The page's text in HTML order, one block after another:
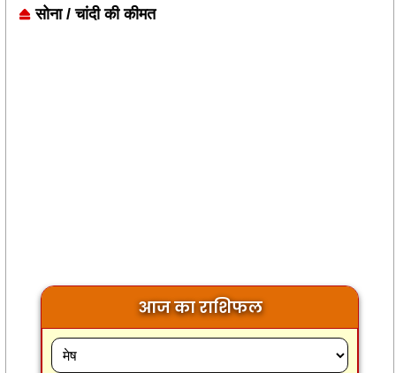
सोना / चांदी की कीमत
आज का राशिफल